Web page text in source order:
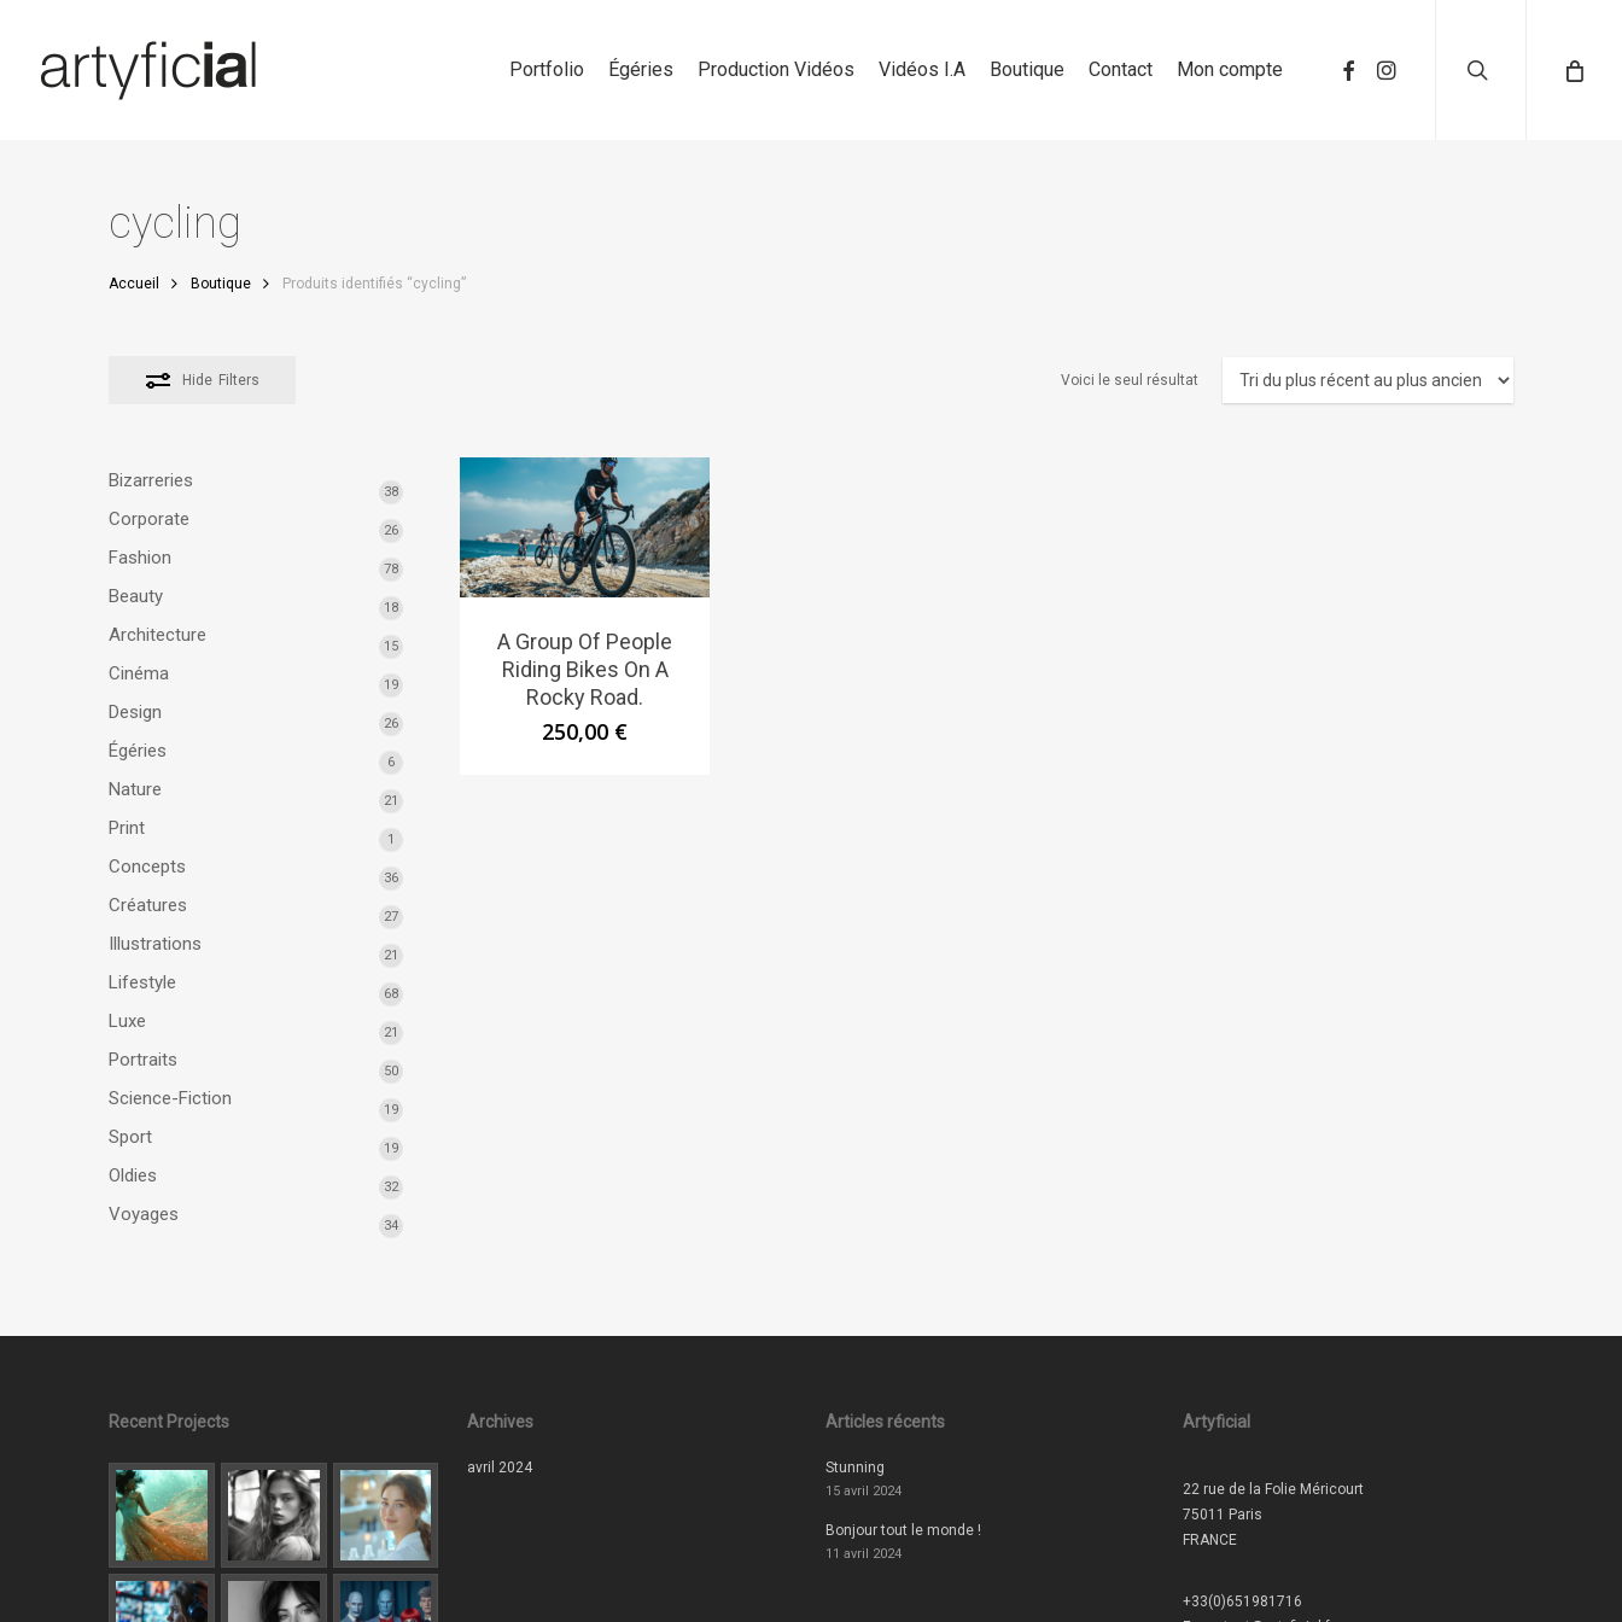
content
Portfolio Égéries Production Vidéos Vidéos I.A Boutique Contact Mon compte
cycling
Accueil Boutique Produits identifiés “cycling”
Hide Filters Voici le seul résultat
Bizarreries
38
Corporate
26
Fashion
78
Beauty
18
Architecture
15
Cinéma
19
Design
26
Égéries
6
Nature
21
Print
1
Concepts
36
Créatures
27
Illustrations
21
Lifestyle
68
Luxe
21
Portraits
50
Science-Fiction
19
Sport
19
Oldies
32
Voyages
34
A Group Of People
Riding Bikes On A
Rocky Road.
250,00 €
Recent Projects Archives
avril 2024
Articles récents
Stunning
15 avril 2024
Bonjour tout le monde !
11 avril 2024
Artyficial
22 rue de la Folie Méricourt
75011 Paris
FRANCE
+33(0)651981716